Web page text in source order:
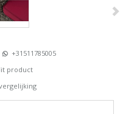
+31511785005
product